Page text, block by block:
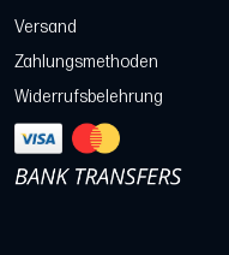
Versand
Zahlungsmethoden
Widerrufsbelehrung